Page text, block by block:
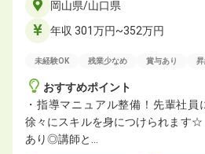
岡山県/山口県
年収 301万円~352万円
未経験OK 残業少なめ 賞与あり 昇
おすすめポイント
・指導マニュアル整備！先輩社員
徐々にスキルを身につけられます☆
あり◎講師と…